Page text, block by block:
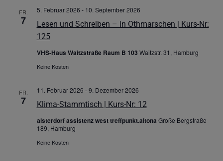
FR.
7
Lesen und Schreiben – in Othmarschen | Kurs-Nr:
125
5. Februar 2026 - 10. September 2026
VHS-Haus Waitzstraße Raum B 103 Waitzstr. 31, Hamburg
Keine Kosten
FR.
7 Klima-Stammtisch | Kurs-Nr: 12
11. Februar 2026 -9. Dezember 2026
alsterdorf assistenz west treffpunkt.altona Große Bergstraße
189, Hamburg
Keine Kosten